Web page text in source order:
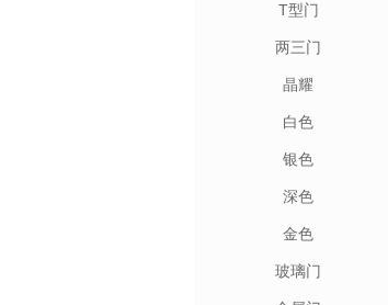
T型门
两三门
晶耀
白色
银色
深色
金色
玻璃门